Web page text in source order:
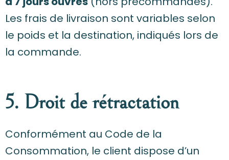
Les frais de livraison sont variables selon
le poids et la destination, indiqués lors de
la commande.
5. Droit de rétractation
Conformément au Code de la
Consommation, le client dispose d’un